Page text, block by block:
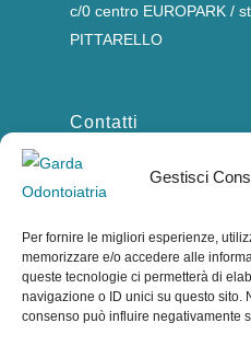
Gestisci
Per fornire le migliori esperienze,
memorizzare e/o accedere alle
queste tecnologie ci permetterà di
navigazione o ID unici su questo sito.
consenso può influire negativamente
c/0 centro EUROPARK /
PITTARELLO
Contatti
Tel.
045 6267022
Tel.348 276 5485
E.
Si riceve su
Dal Lunedì al Venerdì